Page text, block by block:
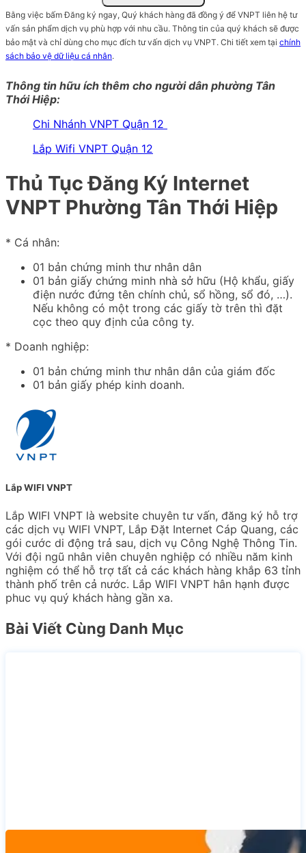
Bằng việc bấm Đăng ký ngay, Quý khách hàng đã đồng ý để VNPT liên hệ tư
vấn sản phẩm dịch vụ phù hợp với nhu cầu. Thông tin của quý khách sẽ được
bảo mật và chỉ dùng cho mục đích tư vấn dịch vụ VNPT. Chi tiết xem tại chính
sách bảo vệ dữ liệu cá nhân.
Thông tin hữu ích thêm cho người dân phường Tân
Thới Hiệp:
Chi Nhánh VNPT Quận 12
Lắp Wifi VNPT Quận 12
Thủ Tục Đăng Ký Internet
VNPT Phường Tân Thới Hiệp
* Cá nhân:
01 bản chứng minh thư nhân dân
01 bản giấy chứng minh nhà sở hữu (Hộ khẩu, giấy
điện nước đứng tên chính chủ, sổ hồng, sổ đó, …).
Nếu không có một trong các giấy tờ trên thì đặt
cọc theo quy định của công ty.
* Doanh nghiệp:
01 bản chứng minh thư nhân dân của giám đốc
01 bản giấy phép kinh doanh.
Lắp WIFI VNPT
Lắp WIFI VNPT là website chuyên tư vấn, đăng ký hỗ trợ
các dịch vụ WIFI VNPT, Lắp Đặt Internet Cáp Quang, các
gói cước di động trả sau, dịch vụ Công Nghệ Thông Tin.
Với đội ngũ nhân viên chuyên nghiệp có nhiều năm kinh
nghiệm có thể hỗ trợ tất cả các khách hàng khắp 63 tỉnh
thành phố trên cả nước. Lắp WIFI VNPT hân hạnh được
phuc vụ quý khách hàng gần xa.
Bài Viết Cùng Danh Mục